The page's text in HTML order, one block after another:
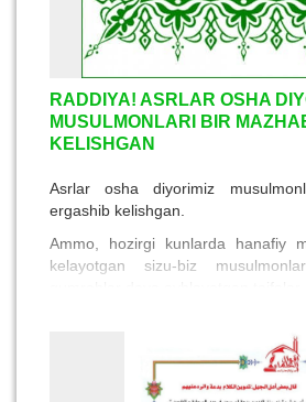
RADDIYA! ASRLAR OSHA
MUSULMONLARI BIR
KELISHGAN
Asrlar osha diyorimiz
ergashib kelishgan.
Ammo, hozirgi kunlarda hanafiy
kelayotgan sizu-biz